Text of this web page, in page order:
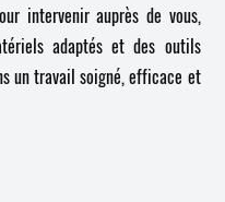
intervenir auprès de vous,
adaptés et des outils
un travail soigné, efficace et